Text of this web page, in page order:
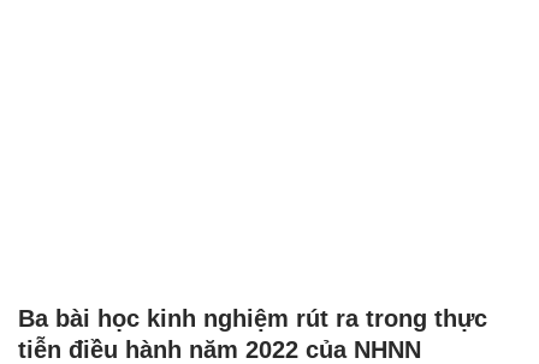
Ba bài học kinh nghiệm rút ra trong thực
tiễn điều hành năm 2022 của NHNN